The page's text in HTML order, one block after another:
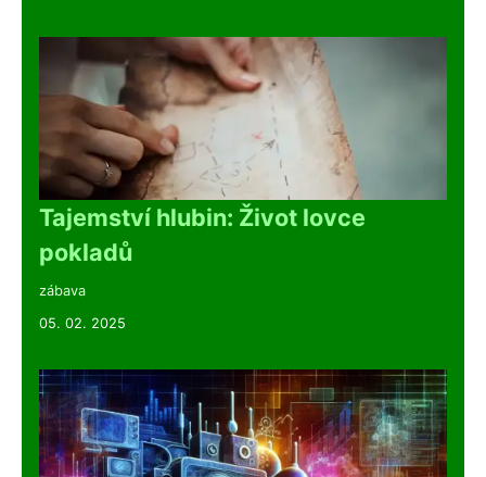
Tajemství hlubin: Život lovce
pokladů
zábava
05. 02. 2025